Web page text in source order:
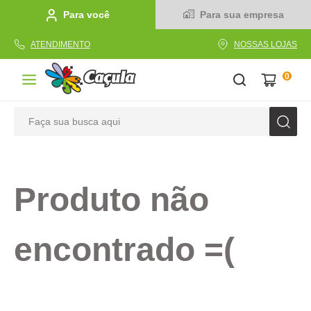
Para você Para sua empresa
ATENDIMENTO NOSSAS LOJAS
0
Produto não
encontrado =(
2º linha
4º tecido